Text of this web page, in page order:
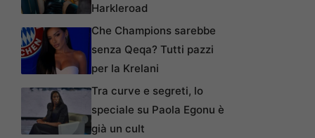
Harkleroad
Che Champions sarebbe
senza Qeqa? Tutti pazzi
per la Krelani
Tra curve e segreti, lo
speciale su Paola Egonu è
già un cult